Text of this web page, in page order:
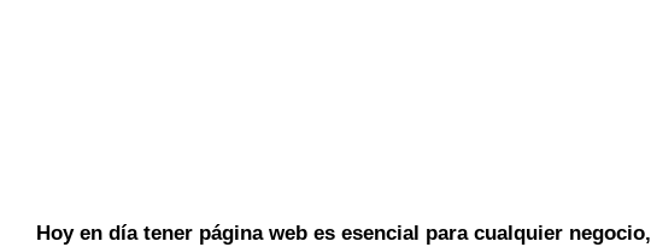
Hoy en día tener página web es esencial para cualquier negocio,